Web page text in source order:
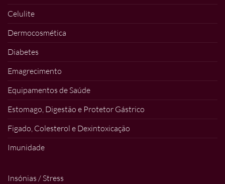
Celulite
Dermocosmética
Diabetes
Emagrecimento
Equipamentos de Saúde
Estomago, Digestão e Protetor Gástrico
Figado, Colesterol e Dexintoxicação
Imunidade
Insónias / Stress